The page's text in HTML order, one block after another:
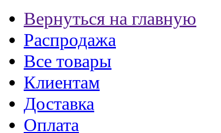
Вернуться на главную
Распродажа
Все товары
Клиентам
Доставка
Оплата